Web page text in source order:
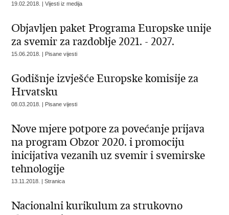
19.02.2018. | Vijesti iz medija
Objavljen paket Programa Europske unije
za svemir za razdoblje 2021. - 2027.
15.06.2018. | Pisane vijesti
Godišnje izvješće Europske komisije za
Hrvatsku
08.03.2018. | Pisane vijesti
Nove mjere potpore za povećanje prijava
na program Obzor 2020. i promociju
inicijativa vezanih uz svemir i svemirske
tehnologije
13.11.2018. | Stranica
Nacionalni kurikulum za strukovno